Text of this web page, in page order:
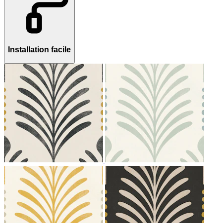
Installation facile